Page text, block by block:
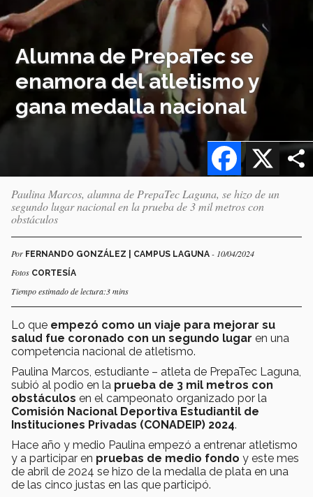
Alumna de PrepaTec se
enamora del atletismo y
gana medalla nacional
X
Facebook
Paulina Marcos, alumna de PrepaTec Laguna, se hizo de un
segundo lugar nacional en la prueba de 3 mil metros con
obstáculos
Por FERNANDO GONZÁLEZ | CAMPUS LAGUNA - 10/04/2024
Fotos CORTESÍA
Tiempo estimado de lectura:3 mins
Lo que empezó como un viaje para mejorar su
salud fue coronado con un segundo lugar en una
competencia nacional de atletismo.
Paulina Marcos, estudiante – atleta de PrepaTec Laguna,
subió al podio en la prueba de 3 mil metros con
obstáculos en el campeonato organizado por la
Comisión Nacional Deportiva Estudiantil de
Instituciones Privadas (CONADEIP) 2024.
Hace año y medio Paulina empezó a entrenar atletismo
y a participar en pruebas de medio fondo y este mes
de abril de 2024 se hizo de la medalla de plata en una
de las cinco justas en las que participó.